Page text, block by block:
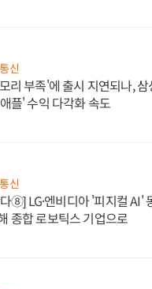
신
리 부족'에 출시 지연되나,
플' 수익 다각화 속도
신
⑧] LG·엔비디아 '피지컬 AI'
종합 로보틱스 기업으로